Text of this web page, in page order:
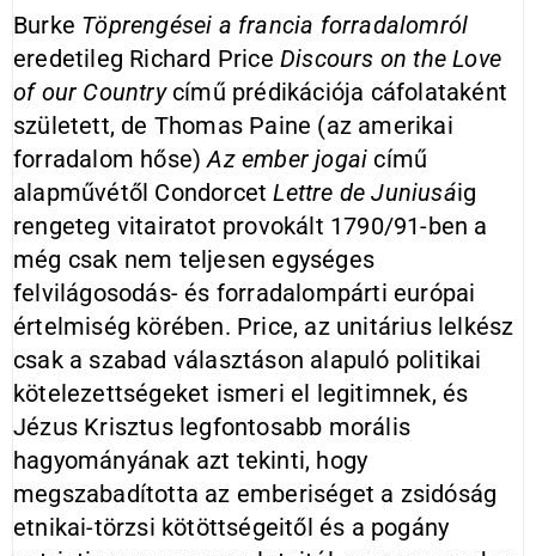
Burke Töprengései a francia forradalomról
eredetileg Richard Price Discours on the Love
of our Countrycímű prédikációja cáfolataként
született, de Thomas Paine (az amerikai
forradalom hőse)Az ember jogai című
alapművétől CondorcetLettre de Juniusáig
rengeteg vitairatot provokált 1790/91-ben a
még csak nem teljesen egységes
felvilágosodás- és forradalompárti európai
értelmiség körében. Price, az unitárius lelkész
csak a szabad választáson alapuló politikai
kötelezettségeket ismeri el legitimnek, és
Jézus Krisztus legfontosabb morális
hagyományának azt tekinti, hogy
megszabadította az emberiséget a zsidóság
etnikai-törzsi kötöttségeitől és a pogány